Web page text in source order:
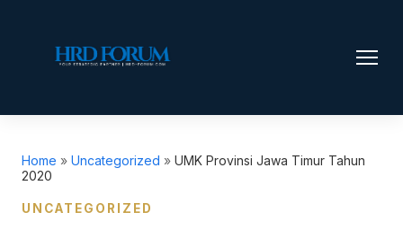
Home » Uncategorized » UMK Provinsi Jawa Timur Tahun
2020
UNCATEGORIZED